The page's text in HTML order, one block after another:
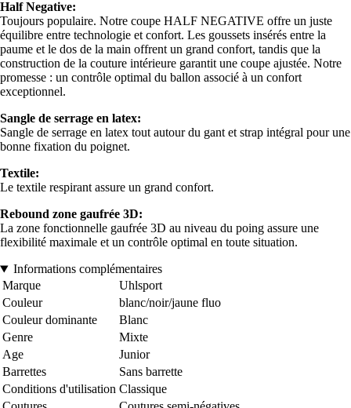
Half Negative:
Toujours populaire. Notre coupe HALF NEGATIVE offre un juste
équilibre entre technologie et confort. Les goussets insérés entre la
paume et le dos de la main offrent un grand confort, tandis que la
construction de la couture intérieure garantit une coupe ajustée. Notre
promesse : un contrôle optimal du ballon associé à un confort
exceptionnel.
Sangle de serrage en latex:
Sangle de serrage en latex tout autour du gant et strap intégral pour une
bonne fixation du poignet.
Textile:
Le textile respirant assure un grand confort.
Rebound zone gaufrée 3D:
La zone fonctionnelle gaufrée 3D au niveau du poing assure une
flexibilité maximale et un contrôle optimal en toute situation.
Informations complémentaires
Marque
Uhlsport
Couleur
blanc/noir/jaune fluo
Couleur dominante
Blanc
Genre
Mixte
Age
Junior
Barrettes
Sans barrette
Conditions d'utilisation Classique